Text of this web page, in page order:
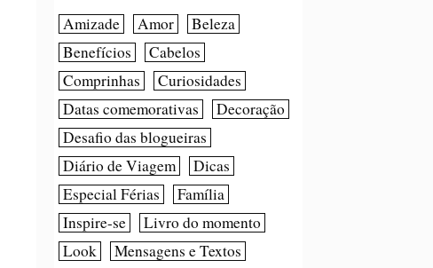
Amizade Amor
Beleza
Benefícios
Cabelos
Comprinhas
Curiosidades
Datas comemorativas
Decoração
Desafio das blogueiras
Diário de Viagem
Dicas
Especial Férias
Família
Inspire-se
Livro do momento
Look
Mensagens e Textos